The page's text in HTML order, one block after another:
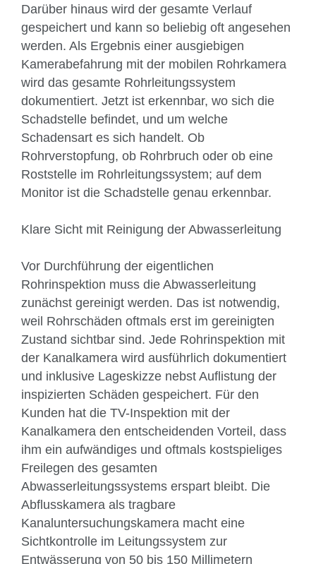
Darüber hinaus wird der gesamte Verlauf
gespeichert und kann so beliebig oft angesehen
werden. Als Ergebnis einer ausgiebigen
Kamerabefahrung mit der mobilen Rohrkamera
wird das gesamte Rohrleitungssystem
dokumentiert. Jetzt ist erkennbar, wo sich die
Schadstelle befindet, und um welche
Schadensart es sich handelt. Ob
Rohrverstopfung, ob Rohrbruch oder ob eine
Roststelle im Rohrleitungssystem; auf dem
Monitor ist die Schadstelle genau erkennbar.
Klare Sicht mit Reinigung der Abwasserleitung
Vor Durchführung der eigentlichen
Rohrinspektion muss die Abwasserleitung
zunächst gereinigt werden. Das ist notwendig,
weil Rohrschäden oftmals erst im gereinigten
Zustand sichtbar sind. Jede Rohrinspektion mit
der Kanalkamera wird ausführlich dokumentiert
und inklusive Lageskizze nebst Auflistung der
inspizierten Schäden gespeichert. Für den
Kunden hat die TV-Inspektion mit der
Kanalkamera den entscheidenden Vorteil, dass
ihm ein aufwändiges und oftmals kostspieliges
Freilegen des gesamten
Abwasserleitungssystems erspart bleibt. Die
Abflusskamera als tragbare
Kanaluntersuchungskamera macht eine
Sichtkontrolle im Leitungssystem zur
Entwässerung von 50 bis 150 Millimetern